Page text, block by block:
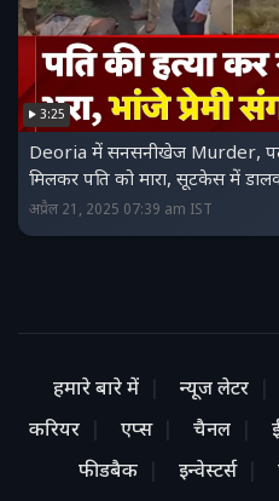
3:25
Deoria में सनसनीखेज Murder,
मिलकर पति को मारा, सूटकेस में
अप्रैल 21, 2025 07:39 am IST
हमारे बारे में न्यूज लेटर
करियर
एप्स चैनल
फीडबैक
इन्वेस्टर्स